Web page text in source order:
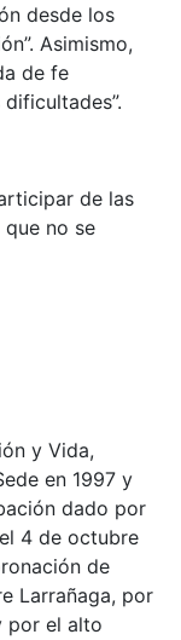
desde los
Asimismo,
de fe
de las
no se
y Vida,
en 1997 y
dado por
4 de octubre
de
Larrañaga, por
por el alto